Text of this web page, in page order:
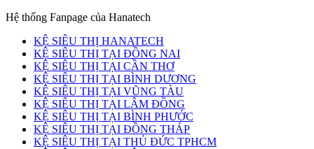
Hệ thống Fanpage của Hanatech
KỆ SIÊU THỊ HANATECH
KỆ SIÊU THỊ TẠI ĐỒNG NAI
KỆ SIÊU THỊ TẠI CẦN THƠ
KỆ SIÊU THỊ TẠI BÌNH DƯƠNG
KỆ SIÊU THỊ TẠI VŨNG TÀU
KỆ SIÊU THỊ TẠI LÂM ĐỒNG
KỆ SIÊU THỊ TẠI BÌNH PHƯỚC
KỆ SIÊU THỊ TẠI ĐỒNG THÁP
KỆ SIÊU THỊ TẠI THỦ ĐỨC TPHCM